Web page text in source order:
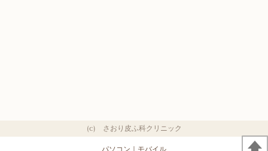
(c) さおり皮ふ科クリニック
パソコン ｜モバイル